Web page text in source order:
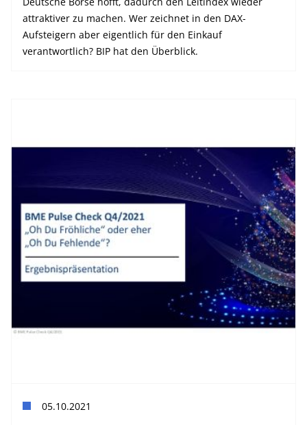
attraktiver zu machen. Wer zeichnet in den DAX-
Aufsteigern aber eigentlich für den Einkauf
verantwortlich? BIP hat den Überblick.
05.10.2021